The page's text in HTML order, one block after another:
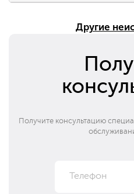
Другие
Получите консультацию